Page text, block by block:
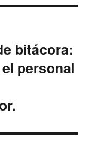
bitácora:
personal